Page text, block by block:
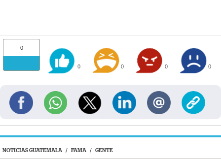
0
0 0 0 0
NOTICIAS GUATEMALA / FAMA / GENTE